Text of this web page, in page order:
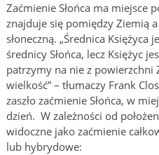
Zaćmienie Słońca ma miejsce
znajduje się pomiędzy Ziemią a
słoneczną. „Średnica Księżyca
średnicy Słońca, lecz Księżyc
patrzymy na nie z powierzchni
wielkość” – tłumaczy Frank
zaszło zaćmienie Słońca, w
dzień. W zależności od
widoczne jako zaćmienie
lub hybrydowe: